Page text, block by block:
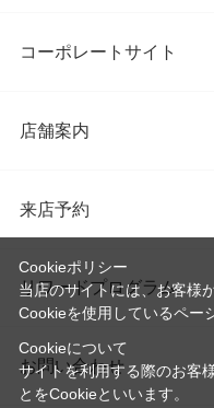
コーポレートサイト
店舗案内
来店予約
リワードプログラム
お問い合わせ
Cookieポリシー
当店のサイトには、お客様
Cookieを使用しているペー
Cookieについて
サイトを利用する際のお客
とをCookieといいます。